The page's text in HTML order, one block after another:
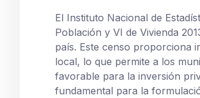
El Instituto Nacional de
Población y VI de Vivienda
país. Este censo proporciona
local, lo que permite a los
favorable para la inversión
fundamental para la